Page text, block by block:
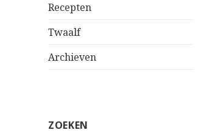
Recepten
Twaalf
Archieven
ZOEKEN